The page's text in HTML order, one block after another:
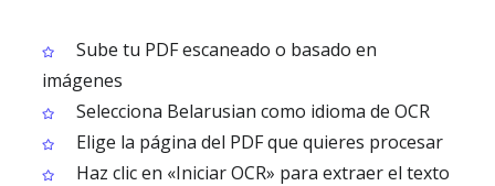
Sube tu PDF escaneado o basado en
imágenes
Selecciona Belarusian como idioma de OCR
Elige la página del PDF que quieres procesar
Haz clic en «Iniciar OCR» para extraer el texto